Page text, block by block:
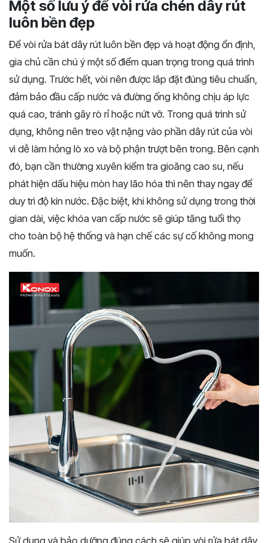
Một số lưu ý để vòi rửa chén dây rút
luôn bền đẹp
Để vòi rửa bát dây rút luôn bền đẹp và hoạt động ổn định,
gia chủ cần chú ý một số điểm quan trọng trong quá trình
sử dụng. Trước hết, vòi nên được lắp đặt đúng tiêu chuẩn,
đảm bảo đầu cấp nước và đường ống không chịu áp lực
quá cao, tránh gây rò rỉ hoặc nứt vỡ. Trong quá trình sử
dụng, không nên treo vật nặng vào phần dây rút của vòi
vì dễ làm hỏng lò xo và bộ phận trượt bên trong. Bên cạnh
đó, bạn cần thường xuyên kiểm tra gioăng cao su, nếu
phát hiện dấu hiệu mòn hay lão hóa thì nên thay ngay để
duy trì độ kín nước. Đặc biệt, khi không sử dụng trong thời
gian dài, việc khóa van cấp nước sẽ giúp tăng tuổi thọ
cho toàn bộ hệ thống và hạn chế các sự cố không mong
muốn.
Sử dụng và bảo dưỡng đúng cách sẽ giúp vòi rửa bát dây